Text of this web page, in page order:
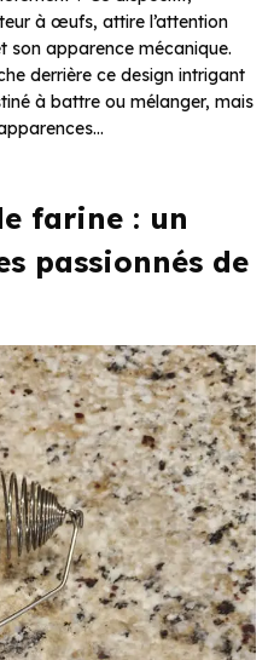
à œufs, attire l’attention
son apparence mécanique.
derrière ce design intrigant
à battre ou mélanger, mais
farine : un
passionnés de